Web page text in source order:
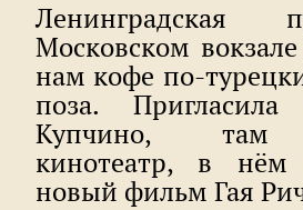
Ленинградская
Московском
нам кофе по-
поза.
Купчино, там
кинотеатр, в нём
новый фильм Гая